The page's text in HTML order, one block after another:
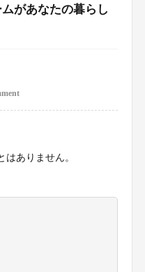
があなたの暮らし
はありません。